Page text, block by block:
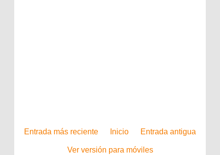
Entrada más reciente Entrada antigua
Inicio
Ver versión para móviles